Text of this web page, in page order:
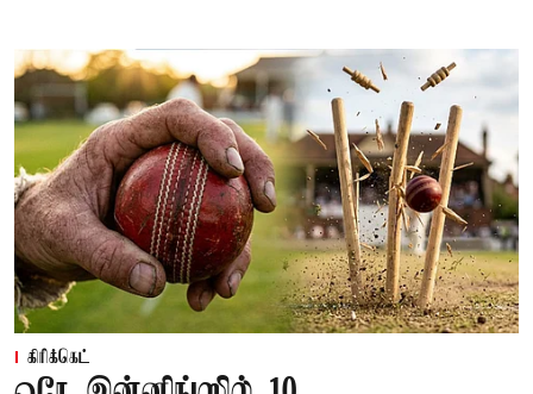
கிரிக்கெட்